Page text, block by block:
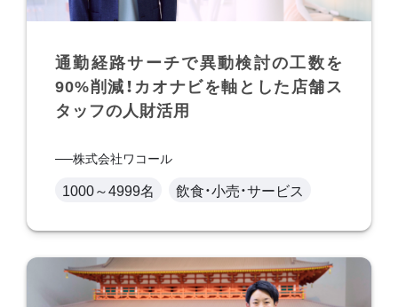
通勤経路サーチで異動検討の工数を
90%削減！カオナビを軸とした店舗ス
タッフの人財活用
株式会社ワコール
1000～4999名 飲食・小売・サービス